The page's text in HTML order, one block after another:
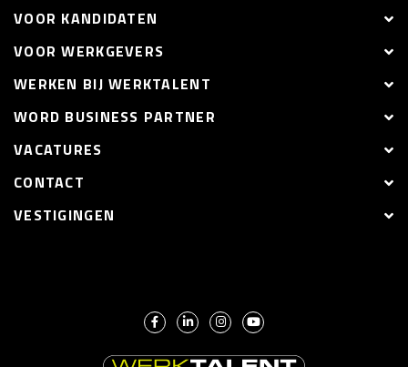
VOOR KANDIDATEN
VOOR WERKGEVERS
WERKEN BIJ WERKTALENT
WORD BUSINESS PARTNER
VACATURES
CONTACT
VESTIGINGEN